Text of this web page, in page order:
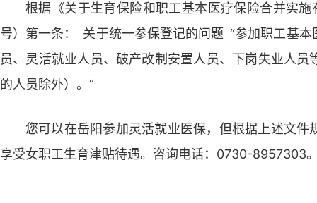
根据《关于生育保险和职工基本医疗保险合并实
号）第一条： 关于统一参保登记的问题 “参加职工基
员、灵活就业人员、破产改制安置人员、下岗失业人
的人员除外）。”
您可以在岳阳参加灵活就业医保，但根据上述文
享受女职工生育津贴待遇。咨询电话：0730-8957303